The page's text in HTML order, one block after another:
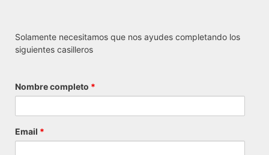
Solamente necesitamos que nos ayudes completando los
siguientes casilleros
Nombre completo *
Email *